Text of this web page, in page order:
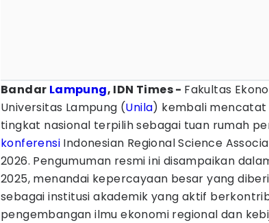
Bandar Lampung, IDN Times - Fakultas
Universitas Lampung (Unila) kembali
tingkat nasional terpilih sebagai tuan rumah
konferensi Indonesian Regional Science
2026. Pengumuman resmi ini disampaikan
2025, menandai kepercayaan besar yang
sebagai institusi akademik yang aktif
pengembangan ilmu ekonomi regional dan